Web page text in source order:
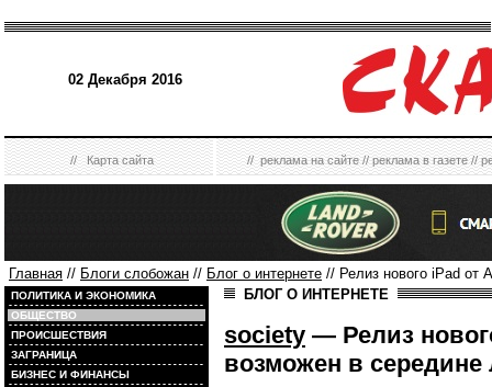
02 Декабря 2016
//Карта сайта //реклама на сайте//реклама в газете//
Главная // Блоги слобожан // Блог о интернете // Релиз нового iPad от
ПОЛИТИКА И ЭКОНОМИКА
ОБЩЕСТВО
ПРОИСШЕСТВИЯ
ЗАГРАНИЦА
БИЗНЕС И ФИНАНСЫ
БЛОГ О ИНТЕРНЕТЕ
society — Релиз
возможен в середине